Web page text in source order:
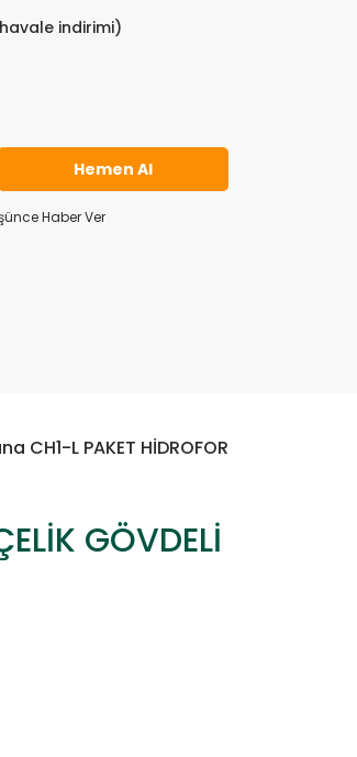
havale indirimi)
Hemen Al
Haber Ver
CH1-L PAKET HİDROFOR
GÖVDELİ